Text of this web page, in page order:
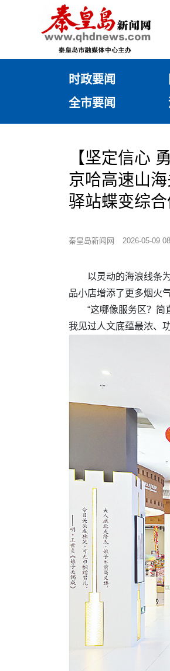
时政要闻
全市要闻
【坚定信心
京哈高速山
驿站蝶变综合
秦皇岛新闻网 2026-05-09
以灵动的海浪线条
品小店增添了更多烟火
“这哪像服务区？
我见过人文底蕴最浓、